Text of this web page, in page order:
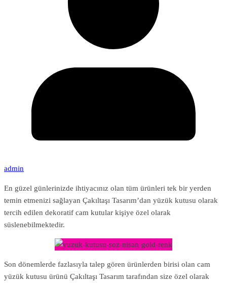
admin
En güzel günlerinizde ihtiyacınız olan tüm ürünleri tek bir yerden
temin etmenizi sağlayan Çakıltaşı Tasarım’dan yüzük kutusu olarak
tercih edilen dekoratif cam kutular kişiye özel olarak
süslenebilmektedir.
Son dönemlerde fazlasıyla talep gören ürünlerden birisi olan cam
yüzük kutusu ürünü Çakıltaşı Tasarım tarafından size özel olarak